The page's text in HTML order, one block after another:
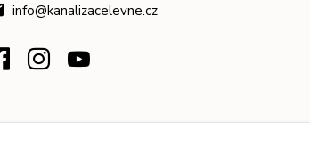
info@kanalizacelevne.cz